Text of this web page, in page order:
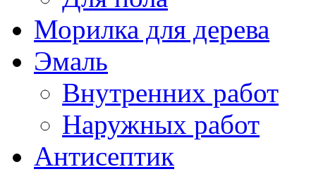
Морилка для дерева
Эмаль
Внутренних работ
Наружных работ
Антисептик